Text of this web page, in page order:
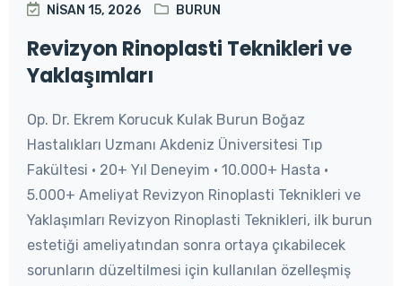
NISAN 15, 2026 BURUN
Revizyon Rinoplasti Teknikleri ve
Yaklaşımları
Op. Dr. Ekrem Korucuk Kulak Burun Boğaz
Hastalıkları Uzmanı Akdeniz Üniversitesi Tıp
Fakültesi • 20+ Yıl Deneyim • 10.000+ Hasta •
5.000+ Ameliyat Revizyon Rinoplasti Teknikleri ve
Yaklaşımları Revizyon Rinoplasti Teknikleri, ilk burun
estetiği ameliyatından sonra ortaya çıkabilecek
sorunların düzeltilmesi için kullanılan özelleşmiş